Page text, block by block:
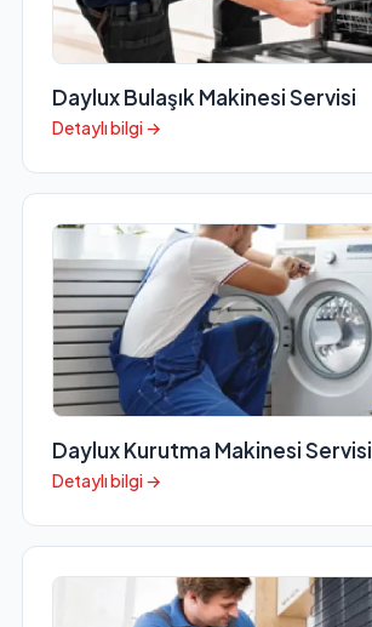
Daylux Bulaşık Makinesi Servisi
Detaylı bilgi →
Daylux Kurutma Makinesi Servisi
Detaylı bilgi →